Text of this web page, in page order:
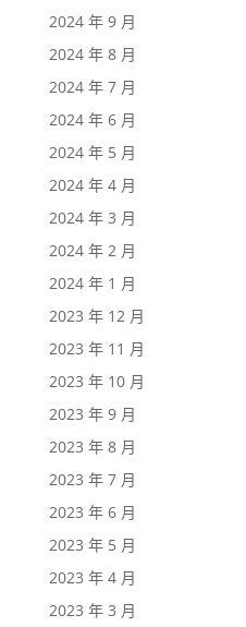
2024 年 9 月
2024 年 8 月
2024 年 7 月
2024 年 6 月
2024 年 5 月
2024 年 4 月
2024 年 3 月
2024 年 2 月
2024 年 1 月
2023 年 12 月
2023 年 11 月
2023 年 10 月
2023 年 9 月
2023 年 8 月
2023 年 7 月
2023 年 6 月
2023 年 5 月
2023 年 4 月
2023 年 3 月